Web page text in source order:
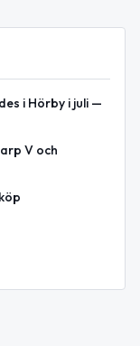
i Hörby i juli —
V och